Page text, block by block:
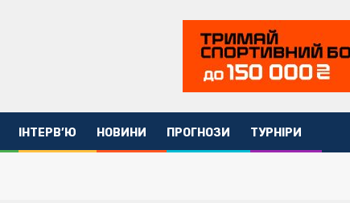
ІНТЕРВ’Ю НОВИНИ ПРОГНОЗИ ТУРНІРИ